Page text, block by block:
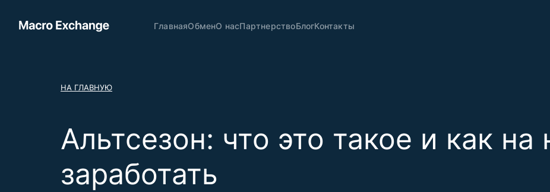
ГлавнаяОбменО насПартнерствоБлогКонтакты
НА ГЛАВНУЮ
Альтсезон: что это такое и как на
заработать